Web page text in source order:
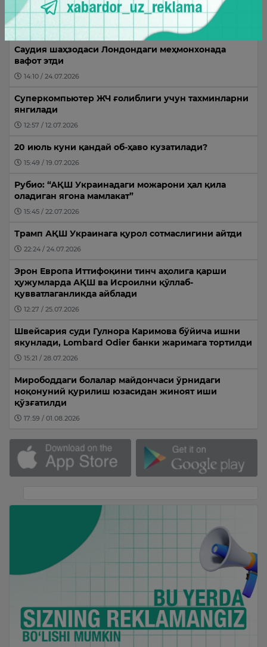
“Менга ҳурматсизлик қилманг” – Месси
17:03 / 12.07.2026
Саудия шаҳзодаси Лондондаги меҳмонхонада
вафот этди
14:10 / 24.07.2026
Суперкомпьютер ЖЧ ғолиблиги учун тахминларни
янгилади
12:57 / 12.07.2026
20 июль куни қандай об-ҳаво кузатилади?
15:49 / 19.07.2026
Рубио: “АҚШ Украинадаги можарони ҳал қила
оладиган ягона мамлакат”
15:45 / 22.07.2026
Трамп АҚШ Украинага қурол сотмаслигини айтди
22:24 / 24.07.2026
Эрон Европа Иттифоқини тинч аҳолига қарши
ҳужумларда АҚШ ва Исроилни қўллаб-
қувватлаганликда айблади
12:27 / 25.07.2026
Швейсария суди Гулнора Каримова бўйича ишни
якунлади, Lombard Odier банки жаримага тортилди
15:21 / 28.07.2026
Мирободдаги болалар майдончаси ўрнидаги
ноқонуний қурилиш юзасидан жиноят иши
қўзғатилди
17:59 / 01.08.2026